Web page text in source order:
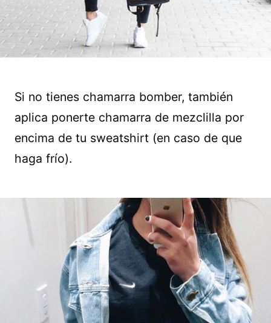
Si no tienes chamarra bomber, también
aplica ponerte chamarra de mezclilla por
encima de tu sweatshirt (en caso de que
haga frío).